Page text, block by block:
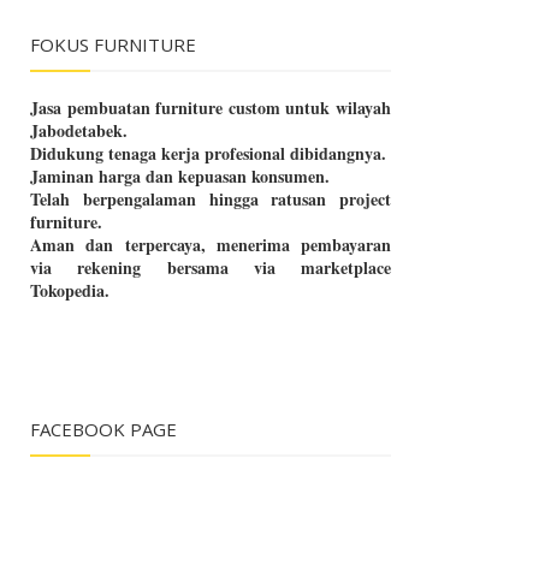
FOKUS FURNITURE
Jasa pembuatan furniture custom untuk wilayah
Jabodetabek.
Didukung tenaga kerja profesional dibidangnya.
Jaminan harga dan kepuasan konsumen.
Telah berpengalaman hingga ratusan project
furniture.
Aman dan terpercaya, menerima pembayaran
via rekening bersama via marketplace
Tokopedia.
FACEBOOK PAGE